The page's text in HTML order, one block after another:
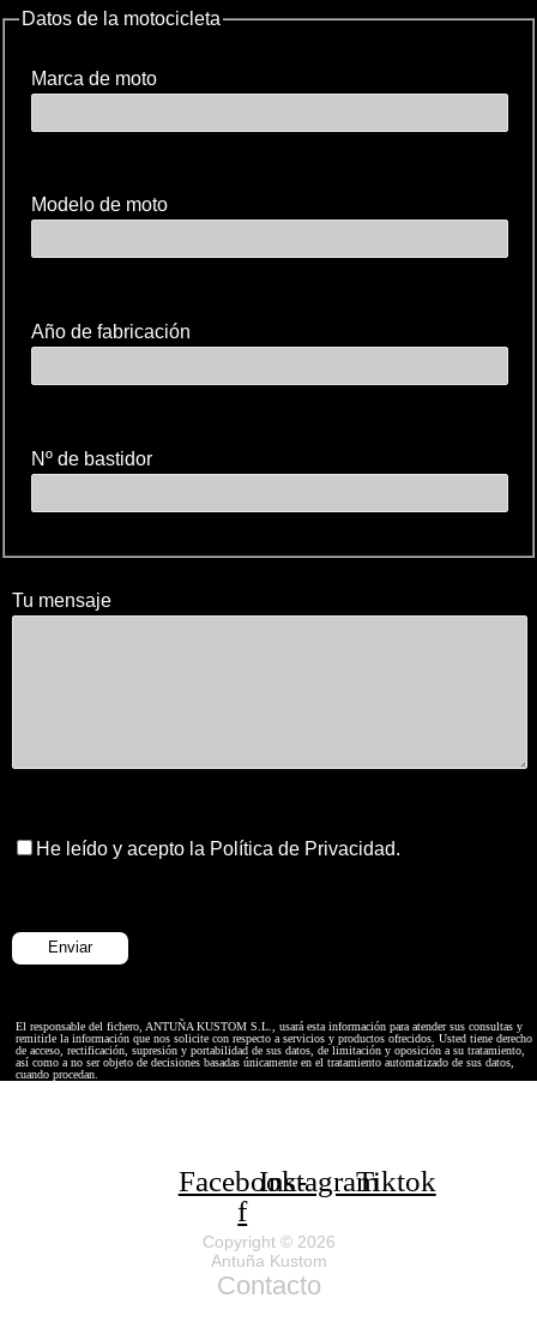
Datos de la motocicleta
Marca de moto
Modelo de moto
Año de fabricación
Nº de bastidor
Tu mensaje
He leído y acepto la Política de Privacidad.
El responsable del fichero, ANTUÑA KUSTOM S.L., usará esta información para atender sus consultas y
remitirle la información que nos solicite con respecto a servicios y productos ofrecidos. Usted tiene derecho
de acceso, rectificación, supresión y portabilidad de sus datos, de limitación y oposición a su tratamiento,
así como a no ser objeto de decisiones basadas únicamente en el tratamiento automatizado de sus datos,
cuando procedan.
Facebook-
f
InstagramTiktok
Copyright © 2026
Antuña Kustom
Contacto